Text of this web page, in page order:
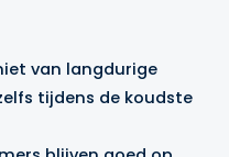
van langdurige
tijdens de koudste